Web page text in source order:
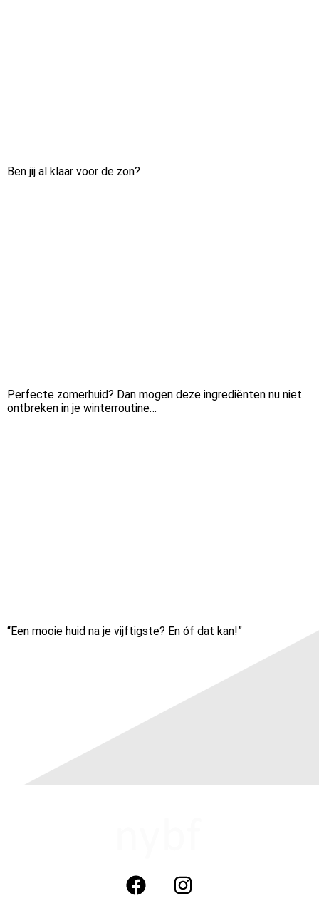
Ben jij al klaar voor de zon?
Perfecte zomerhuid? Dan mogen deze ingrediënten nu niet
ontbreken in je winterroutine…
“Een mooie huid na je vijftigste? En óf dat kan!”